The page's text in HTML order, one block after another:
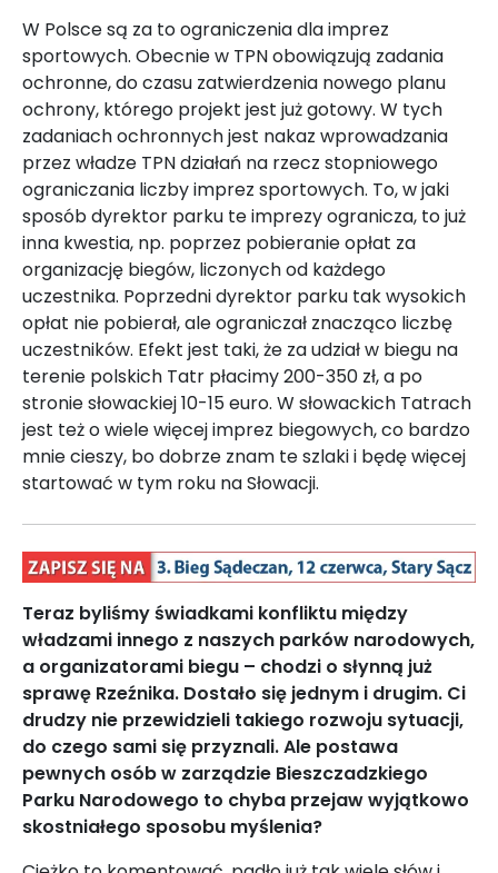
W Polsce są za to ograniczenia dla imprez
sportowych. Obecnie w TPN obowiązują zadania
ochronne, do czasu zatwierdzenia nowego planu
ochrony, którego projekt jest już gotowy. W tych
zadaniach ochronnych jest nakaz wprowadzania
przez władze TPN działań na rzecz stopniowego
ograniczania liczby imprez sportowych. To, w jaki
sposób dyrektor parku te imprezy ogranicza, to już
inna kwestia, np. poprzez pobieranie opłat za
organizację biegów, liczonych od każdego
uczestnika. Poprzedni dyrektor parku tak wysokich
opłat nie pobierał, ale ograniczał znacząco liczbę
uczestników. Efekt jest taki, że za udział w biegu na
terenie polskich Tatr płacimy 200-350 zł, a po
stronie słowackiej 10-15 euro. W słowackich Tatrach
jest też o wiele więcej imprez biegowych, co bardzo
mnie cieszy, bo dobrze znam te szlaki i będę więcej
startować w tym roku na Słowacji.
Teraz byliśmy świadkami konfliktu między
władzami innego z naszych parków narodowych,
a organizatorami biegu – chodzi o słynną już
sprawę Rzeźnika. Dostało się jednym i drugim. Ci
drudzy nie przewidzieli takiego rozwoju sytuacji,
do czego sami się przyznali. Ale postawa
pewnych osób w zarządzie Bieszczadzkiego
Parku Narodowego to chyba przejaw wyjątkowo
skostniałego sposobu myślenia?